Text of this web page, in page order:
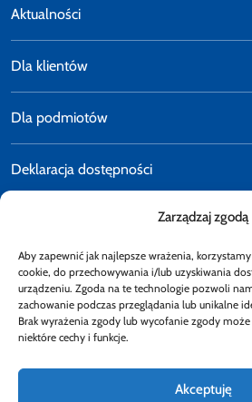
Zarządzaj zgodą
Aby zapewnić jak najlepsze wrażenia,
cookie, do przechowywania i/lub uzyskiwania
urządzeniu. Zgoda na te technologie pozwoli
zachowanie podczas przeglądania lub unikalne
Brak wyrażenia zgody lub wycofanie zgody
niektóre cechy i funkcje.
Akceptuję
Aktualności
Dla klientów
Dla podmiotów
Deklaracja dostępności
E-faktury
Dostępność